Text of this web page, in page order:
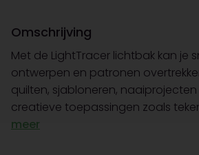
Omschrijving
Met de LightTracer lichtbak kan je
ontwerpen en patronen
quilten, sjabloneren,
creatieve toepassingen zoals
meer